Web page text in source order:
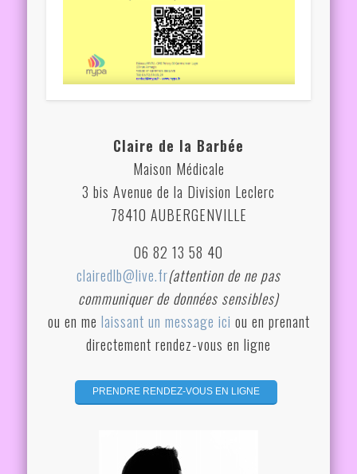
Claire de la Barbée
Maison Médicale
3 bis Avenue de la Division Leclerc
78410 AUBERGENVILLE
06 82 13 58 40
clairedlb@live.fr(attention de ne pas
communiquer de données sensibles)
ou en me laissant un message ici ou en prenant
directement rendez-vous en ligne
PRENDRE RENDEZ-VOUS EN LIGNE